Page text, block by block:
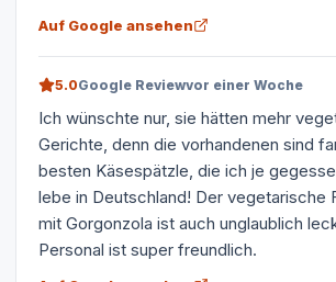
Auf Google ansehen
5.0Google Reviewvor einer Woche
Ich wünschte nur, sie hätten mehr
Gerichte, denn die vorhandenen sind
besten Käsespätzle, die ich je
lebe in Deutschland! Der vegetarische
mit Gorgonzola ist auch unglaublich
Personal ist super freundlich.